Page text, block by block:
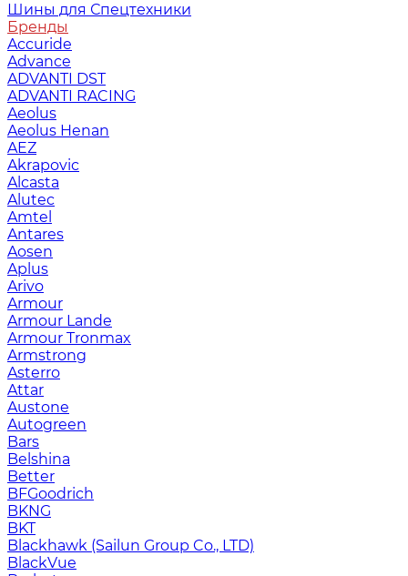
Шины для Спецтехники
Бренды
Accuride
Advance
ADVANTI DST
ADVANTI RACING
Aeolus
Aeolus Henan
AEZ
Akrapovic
Alcasta
Alutec
Amtel
Antares
Aosen
Aplus
Arivo
Armour
Armour Lande
Armour Tronmax
Armstrong
Asterro
Attar
Austone
Autogreen
Bars
Belshina
Better
BFGoodrich
BKNG
BKT
Blackhawk (Sailun Group Co., LTD)
BlackVue